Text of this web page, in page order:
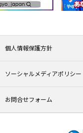
個人情報保護方針
ソーシャルメディアポリシー
お問合せフォーム